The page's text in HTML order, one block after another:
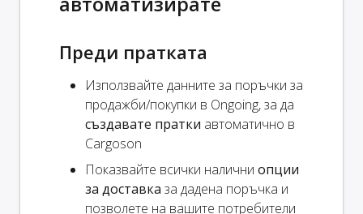
Преди пратката
Използвайте данните за поръчки за
продажби/покупки в Ongoing, за да
създавате пратки автоматично в
Cargoson
Показвайте всички налични опции
за доставка за дадена поръчка и
позволете на вашите потребители